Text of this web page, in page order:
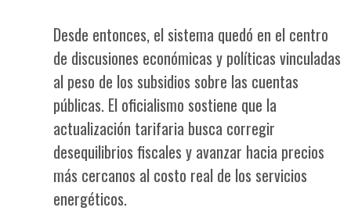
Desde entonces, el sistema quedó en el centro
de discusiones económicas y políticas vinculadas
al peso de los subsidios sobre las cuentas
públicas. El oficialismo sostiene que la
actualización tarifaria busca corregir
desequilibrios fiscales y avanzar hacia precios
más cercanos al costo real de los servicios
energéticos.